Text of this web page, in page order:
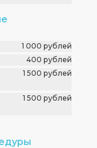
1 000 рублей
1 500 рублей
1 500 рублей
400 рублей